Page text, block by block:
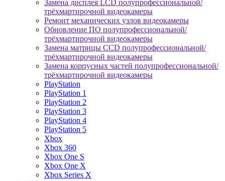
Замена дисплея LCD полупрофессиональной/
трёхмартирочной видеокамеры
Ремонт механических узлов видеокамеры
Обновление ПО полупрофессиональной/
трёхмартирочной видеокамеры
Замена матрицы CCD полупрофессиональной/
трёхмартирочной видеокамеры
Замена корпусных частей полупрофессиональной/
трёхмартирочной видеокамеры
PlayStation
PlayStation 1
PlayStation 2
PlayStation 3
PlayStation 4
PlayStation 5
Xbox
Xbox 360
Xbox One S
Xbox One X
Xbox Series X